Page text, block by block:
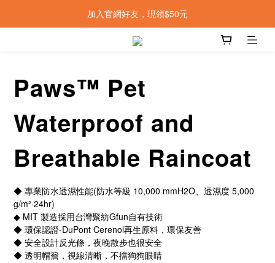
加入官網好友，現領$50元
Paws™ Pet
Waterproof and
Breathable Raincoat
◆ 專業防水透濕性能(防水等級 10,000 mmH2O、透濕度 5,000
g/m²·24hr)
◆ MIT 製造採用台灣聚紡Gfun自有技術
◆ 環保認證-DuPont Cerenol再生原料，環保友善
◆ 安全設計反光條，夜晚散步也很安全
◆ 透明帽簷，視線清晰，不擋狗狗眼睛